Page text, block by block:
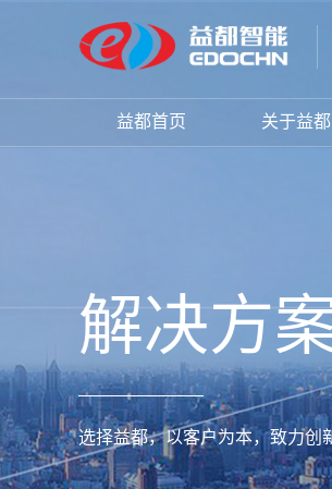
益都首页 关于益都
解决方
选择益都，以客户为本，致力创